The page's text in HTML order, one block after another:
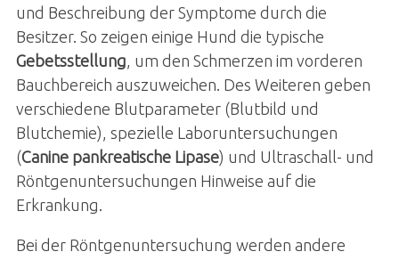
und Beschreibung der Symptome durch die
Besitzer. So zeigen einige Hund die typische
Gebetsstellung , um den Schmerzen im vorderen
Bauchbereich auszuweichen. Des Weiteren geben
verschiedene Blutparameter (Blutbild und
Blutchemie), spezielle Laboruntersuchungen
(Canine pankreatische Lipase) und Ultraschall- und
Röntgenuntersuchungen Hinweise auf die
Erkrankung.
Bei der Röntgenuntersuchung werden andere